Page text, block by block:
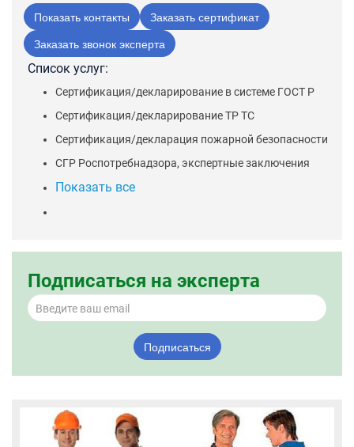
Показать контакты
Заказать сертификат
Заказать звонок эксперта
Список услуг:
Сертификация/декларирование в системе ГОСТ Р
Сертификация/декларирование ТР ТС
Сертификация/декларация пожарной безопасности
СГР Роспотребнадзора, экспертные заключения
Показать все
Подписаться на эксперта
Подписаться